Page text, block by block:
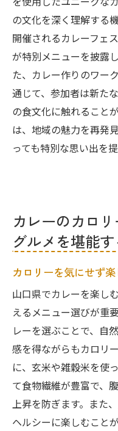
の文化を深く理解する
開催されるカレーフェ
が特別メニューを披露
た、カレー作りのワー
通じて、参加者は新た
の食文化に触れること
は、地域の魅力を再発
っても特別な思い出を提
カレーのカロ
グルメを堪能
カロリーを気にせず
山口県でカレーを楽し
えるメニュー選びが重
レーを選ぶことで、自
感を得ながらもカロリ
に、玄米や雑穀米を使
て食物繊維が豊富で、
上昇を防ぎます。また
ヘルシーに楽しむこと